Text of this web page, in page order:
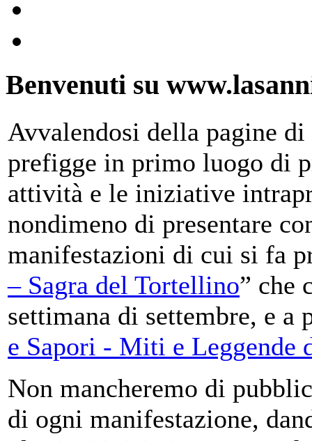
Benvenuti su
Avvalendosi della pagine
prefigge in primo luogo di
attività e le iniziative
nondimeno di presentare
manifestazioni di cui si fa
– Sagra del Tortellino” che
settimana di settembre, e a
e Sapori - Miti e Leggende
Non mancheremo di
di ogni manifestazione,